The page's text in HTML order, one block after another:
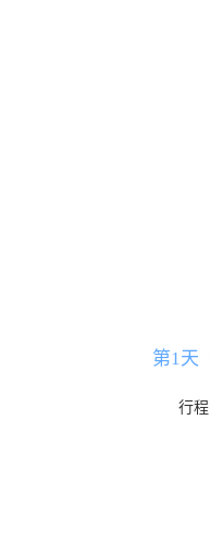
第1天
行程